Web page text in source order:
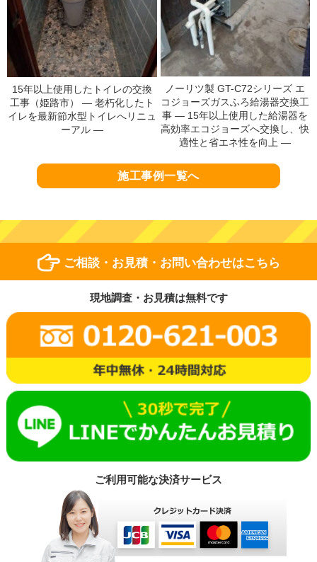
15年以上使用したトイレの交換
工事（姫路市） ― 老朽化したト
イレを最新節水型トイレへリニュ
ーアル ―
ノーリツ製 GT-C72シリーズ エ
コジョーズガスふろ給湯器交換工
事 ― 15年以上使用した給湯器を
高効率エコジョーズへ交換し、快
適性と省エネ性を向上 ―
施工事例一覧へ
ご相談・お見積・お問い合わせはこちら
現地調査・お見積は無料です
ご利用可能な決済サービス